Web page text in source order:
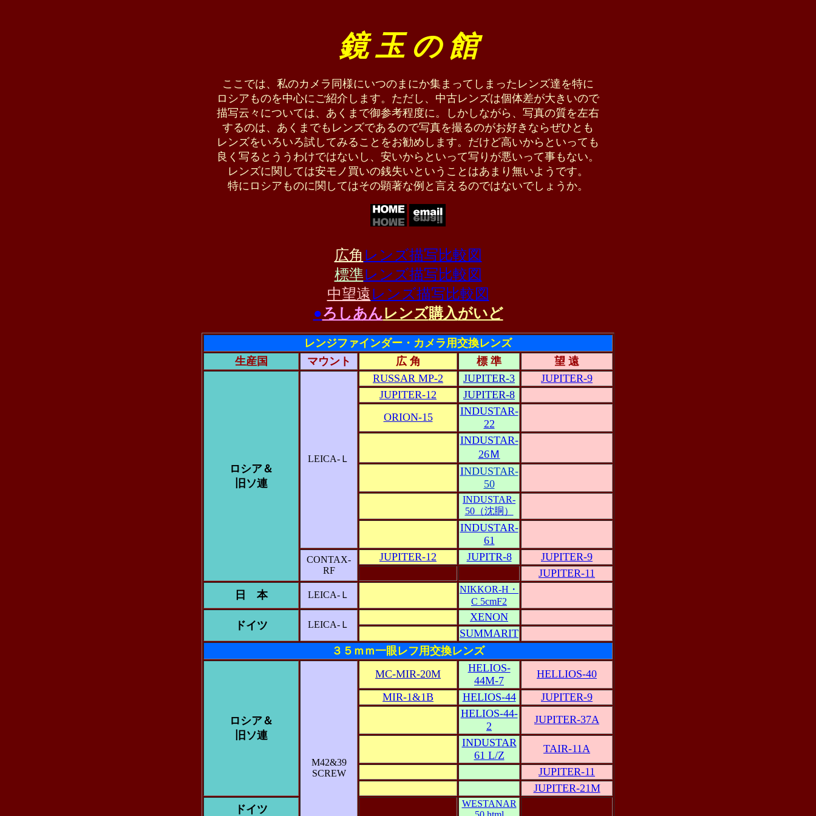
鏡 玉 の 館
ここでは、私のカメラ同様にいつのまにか集まってしまったレンズ達を特に
ロシアものを中心にご紹介します。ただし、中古レンズは個体差が大きいので
描写云々については、あくまで御参考程度に。しかしながら、写真の質を左右
するのは、あくまでもレンズであるので写真を撮るのがお好きならぜひとも
レンズをいろいろ試してみることをお勧めします。だけど高いからといっても
良く写るとううわけではないし、安いからといって写りが悪いって事もない。
レンズに関しては安モノ買いの銭失いということはあまり無いようです。
特にロシアものに関してはその顕著な例と言えるのではないでしょうか。
広角 レンズ描写比較図
標準レンズ描写比較図
中望遠レンズ描写比較図
●ろしあんレンズ購入がいど
レンジファインダー・カメラ用交換レンズ
生産国
マウント 広 角 標 準 望 遠
ロシア＆
旧ソ連
LEICA-Ｌ
RUSSAR MP-2 JUPITER-3
JUPITER-9
JUPITER-12
JUPITER-8
ORION-15
INDUSTAR-
22
INDUSTAR-
26Ｍ
INDUSTAR-
50
INDUSTAR-
50（沈胴）
INDUSTAR-
61
CONTAX-
RF
JUPITER-12 JUPITR-8
JUPITER-9
JUPITER-11
日 本
LEICA-Ｌ
NIKKOR-H・
C 5cmF2
ドイツ LEICA-Ｌ
XENON
SUMMARIT
３５ｍｍ一眼レフ用交換レンズ
ロシア＆
旧ソ連
M42&39
SCREW
MC-MIR-20M
HELIOS-
44M-7
HELLIOS-40
MIR-1&1B
HELIOS-44
JUPITER-9
HELIOS-44-
2
JUPITER-37A
INDUSTAR
61 L/Z
TAIR-11A
JUPITER-11
JUPITER-21M
ドイツ
WESTANAR